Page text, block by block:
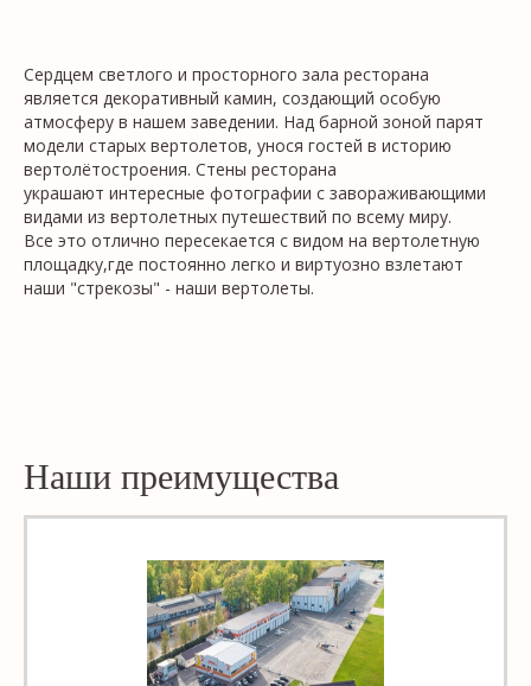
Сердцем светлого и просторного зала ресторана
является декоративный камин, создающий особую
атмосферу в нашем заведении. Над барной зоной парят
модели старых вертолетов, унося гостей в историю
вертолётостроения. Стены ресторана
украшают интересные фотографии с завораживающими
видами из вертолетных путешествий по всему миру.
Все это отлично пересекается с видом на вертолетную
площадку,где постоянно легко и виртуозно взлетают
наши "стрекозы" - наши вертолеты.
Наши преимущества